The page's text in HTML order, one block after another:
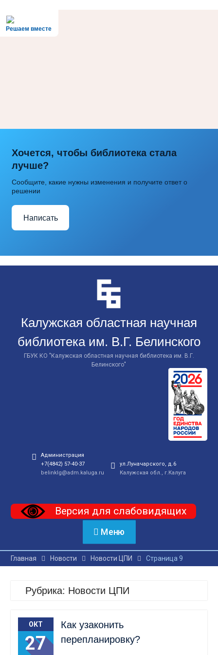
Решаем вместе
Хочется, чтобы библиотека стала
лучше?
Сообщите, какие нужны изменения и получите ответ о
решении
Написать
Калужская областная научная
библиотека им. В.Г. Белинского
ГБУК КО "Калужская областная научная библиотека им. В.Г.
Белинского"
Администрация
+7(4842) 57-40-37
belinklg@adm.kaluga.ru
ул.Луначарского, д.6
Калужская обл., г.Калуга
Версия для слабовидящих
Меню
Главная Новости Новости ЦПИ Страница 9
Рубрика: Новости ЦПИ
ОКТ
27
Как узаконить
перепланировку?